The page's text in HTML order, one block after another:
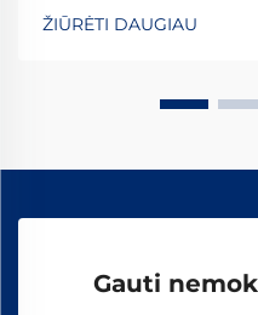
kad būtų užtikrinta
ilgaamžiškumas visame
ŽIŪRĖTI DAUGIAU
Gauti